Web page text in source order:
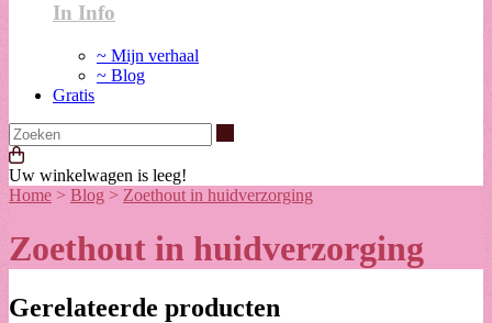
In Info
~ Mijn verhaal
~ Blog
Gratis
Uw winkelwagen is leeg!
Home > Blog > Zoethout in huidverzorging
Zoethout in huidverzorging
Gerelateerde producten